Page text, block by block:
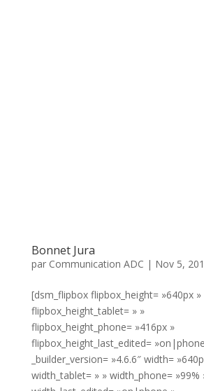
Bonnet Jura
par Communication ADC | Nov 5,
[dsm_flipbox flipbox_height= »640px »
flipbox_height_tablet= » »
flipbox_height_phone= »416px »
flipbox_height_last_edited=
_builder_version= »4.6.6″ width=
width_tablet= » » width_phone= »99%